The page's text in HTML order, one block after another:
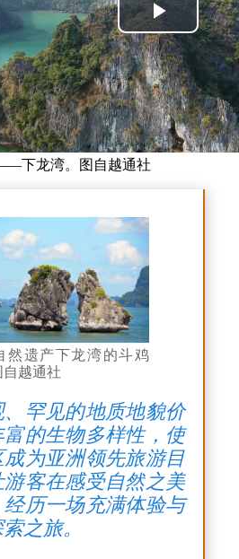
下龙湾。图自越通社
然遗产下龙湾的斗鸡
越通社
、罕见的地质地貌价
富的生物多样性，使
成为亚洲领先旅游目
客在感受自然之美
历一场充满体验与
之旅。